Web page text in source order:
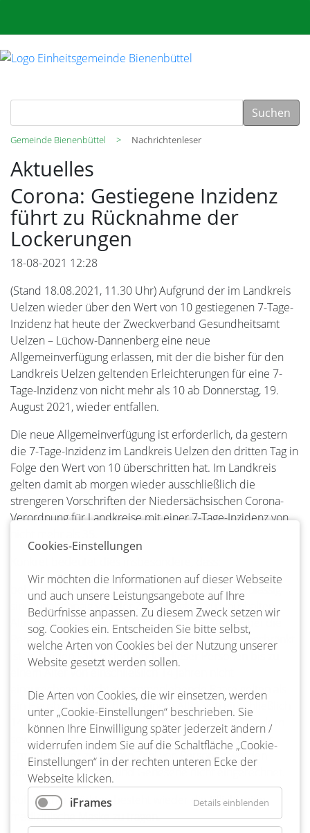
Suchen
Gemeinde Bienenbüttel Nachrichtenleser
Aktuelles
Corona: Gestiegene Inzidenz
führt zu Rücknahme der
Lockerungen
18-08-2021 12:28
(Stand 18.08.2021, 11.30 Uhr) Aufgrund der im Landkreis
Uelzen wieder über den Wert von 10 gestiegenen 7-Tage-
Inzidenz hat heute der Zweckverband Gesundheitsamt
Uelzen – Lüchow-Dannenberg eine neue
Allgemeinverfügung erlassen, mit der die bisher für den
Landkreis Uelzen geltenden Erleichterungen für eine 7-
Tage-Inzidenz von nicht mehr als 10 ab Donnerstag, 19.
August 2021, wieder entfallen.
Die neue Allgemeinverfügung ist erforderlich, da gestern
die 7-Tage-Inzidenz im Landkreis Uelzen den dritten Tag in
Folge den Wert von 10 überschritten hat. Im Landkreis
gelten damit ab morgen wieder ausschließlich die
strengeren Vorschriften der Niedersächsischen Corona-
Verordnung für Landkreise mit einer 7-Tage-Inzidenz von
bei Zusammenkünften maximal zehn Personen zulässig
sind, unabhängig von der Zugehörigkeit zu Haushalten.
Alternativ dürfen sich zwei Haushalte treffen, wobei die
Personenzahl des zweiten Haushaltes auf zwei beschränkt
ist. In beiden Fällen sind Kinder dieser Personen bis zu
einem Alter von einschließlich 14 Jahren nicht
einzurechnen. Nicht zusammenlebende Paare gelten als
ein Haushalt. Kinder bis zu einem Alter von einschließlich
14 Jahren dürfen sich mit insgesamt bis zu zehn Kindern
sowie den Personen eines Haushaltes treffen. Bei der
Ermittlung der zulässigen Zahl von Personen werden
vollständig Geimpfte und Genesene nicht eingerechnet.
Auf Wochenmärkten besteht wieder die Pflicht, eine
medizinische Maske zu tragen.
Cookies-Einstellungen
Wir möchten die Informationen auf dieser Webseite
und auch unsere Leistungsangebote auf Ihre
Bedürfnisse anpassen. Zu diesem Zweck setzen wir
sog. Cookies ein. Entscheiden Sie bitte selbst,
welche Arten von Cookies bei der Nutzung unserer
Website gesetzt werden sollen.
Die Arten von Cookies, die wir einsetzen, werden
unter „Cookie-Einstellungen“ beschrieben. Sie
können Ihre Einwilligung später jederzeit ändern /
widerrufen indem Sie auf die Schaltfläche „Cookie-
Einstellungen“ in der rechten unteren Ecke der
Webseite klicken.
iFrames
Details einblenden